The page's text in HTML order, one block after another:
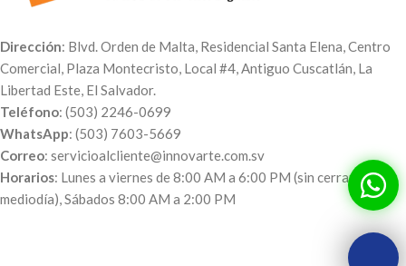
Dirección: Blvd. Orden de Malta, Residencial Santa Elena, Centro
Comercial, Plaza Montecristo, Local #4, Antiguo Cuscatlán, La
Libertad Este, El Salvador.
Teléfono: (503) 2246-0699
WhatsApp: (503) 7603-5669
Correo: servicioalcliente@innovarte.com.sv
Horarios: Lunes a viernes de 8:00 AM a 6:00 PM (sin cerrar al
mediodía), Sábados 8:00 AM a 2:00 PM